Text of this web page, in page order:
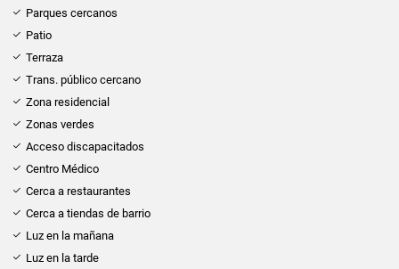
Parques cercanos
Patio
Terraza
Trans. público cercano
Zona residencial
Zonas verdes
Acceso discapacitados
Centro Médico
Cerca a restaurantes
Cerca a tiendas de barrio
Luz en la mañana
Luz en la tarde